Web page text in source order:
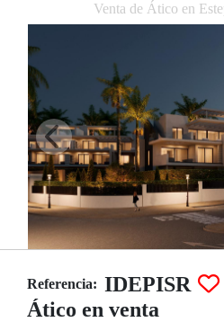
Venta de Ático en
Referencia: IDEPISR
Ático en venta